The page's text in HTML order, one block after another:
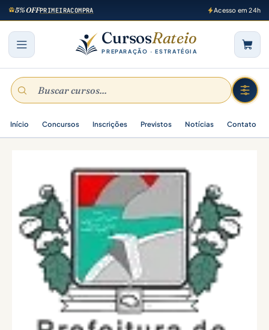
5% OFFPRIMEIRACOMPRA Acesso em 24h
CursosRateio
PREPARAÇÃO · ESTRATÉGIA
Início Concursos Inscrições Previstos Notícias Contato